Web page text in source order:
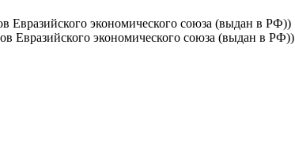
Евразийского экономического союза (выдан в РФ))
Евразийского экономического союза (выдан в РФ))